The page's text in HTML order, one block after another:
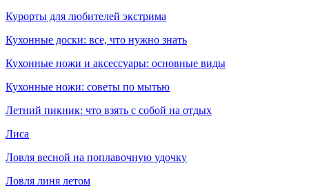
Курорты для любителей экстрима
Кухонные доски: все, что нужно знать
Кухонные ножи и аксессуары: основные виды
Кухонные ножи: советы по мытью
Летний пикник: что взять с собой на отдых
Лиса
Ловля весной на поплавочную удочку
Ловля линя летом